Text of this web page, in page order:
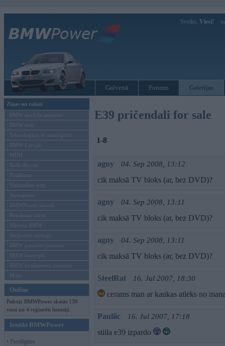
Sveiks, Viesi!
Galvenā Forums Galerijas
Ziņas un raksti
BMW modeļu jaunumi
BMW testi
Tehnoloģijas & sasniegumi
BMW Latvijā
MINI
Rolls-Royce
Pasākumi
Vadāmības tests
Autosports
BMWPower aktuāli
Reklāmas raksti
Mēneša BMW
Sērijveida tūnings
BMW pasaules jaunumi
BMW koncepti
BMW konkurentu jaunumi
Moto
Online
Pašreiz BMWPower skatās 138
viesi un 4 reģistrēti lietotāji.
Ienākt BMWPower
• Pieslēgties
E39 pričendali for sale
1-8
agny 04. Sep 2008, 13:12
cik maksā TV bloks (ar, bez DVD)?
agny 04. Sep 2008, 13:11
cik maksā TV bloks (ar, bez DVD)?
agny 04. Sep 2008, 13:11
cik maksā TV bloks (ar, bez DVD)?
SteelRat 16. Jul 2007, 18:30
cerams man ar kaukas atleks no
Pauliic 16. Jul 2007, 17:18
stiila e39 izpardo